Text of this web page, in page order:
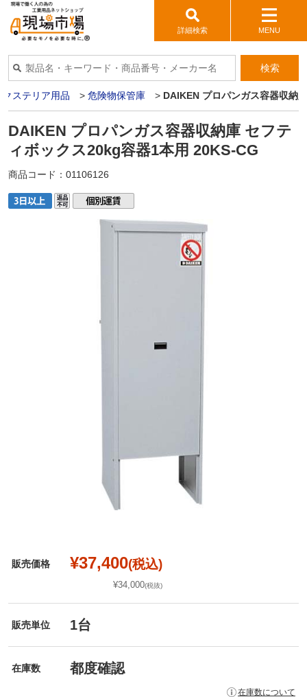
詳細検索 MENU
検索
クステリア用品 > 危険物保管庫 > DAIKEN プロパンガス容器収納
DAIKEN プロパンガス容器収納庫 セフテ
ィボックス20kg容器1本用 20KS-CG
商品コード： 01106126
販売価格 ¥37,400(税込)
¥34,000(税抜)
販売単位 1台
在庫数 都度確認
在庫数について